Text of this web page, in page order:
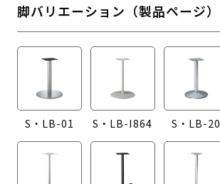
脚バリエーション（製品ページ）
S・LB-01 S・LB-I864 S・LB-20